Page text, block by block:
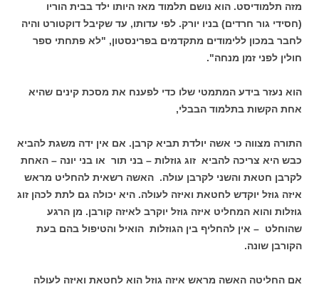
מזה תלמודיסט. הוא נושם תלמוד מאז היותו ילד בבית הוריו
(חסידי גור חרדים) בניו יורק. לפי עדותו, עד שקיבל דוקטורט והיה
לחבר במכון ללימודים מתקדמים בפרינסטון, "לא פתחתי ספר
חולין לפני זמן מנחה".
הוא נעזר בידע המתמטי שלו כדי לפענח את מסכת קינים שהיא
אחת הקשות בתלמוד הבבלי,
התורה מצווה כי אשה יולדת תביא קרבן. אם אין ידה משגת להביא
כבש היא צריכה להביא זוג גוזלות – בני תור או בני יונה – האחת
לקרבן חטאת והשני לקרבן עולה. האשה רשאית להחליט מראש
איזה גוזל יוקדש לחטאת ואיזה לעולה. היא יכולה גם לתת לכהן זוג
גוזלות והוא המחליט איזה גוזל יוקרב לאיזה קורבן. מן הרגע
שהוחלט – אין להחליף בין הגוזלות הואיל והטיפול בהם בעת
הקורבן שונה.
אם החליטה האשה מראש איזה גוזל הוא לחטאת ואיזה לעולה